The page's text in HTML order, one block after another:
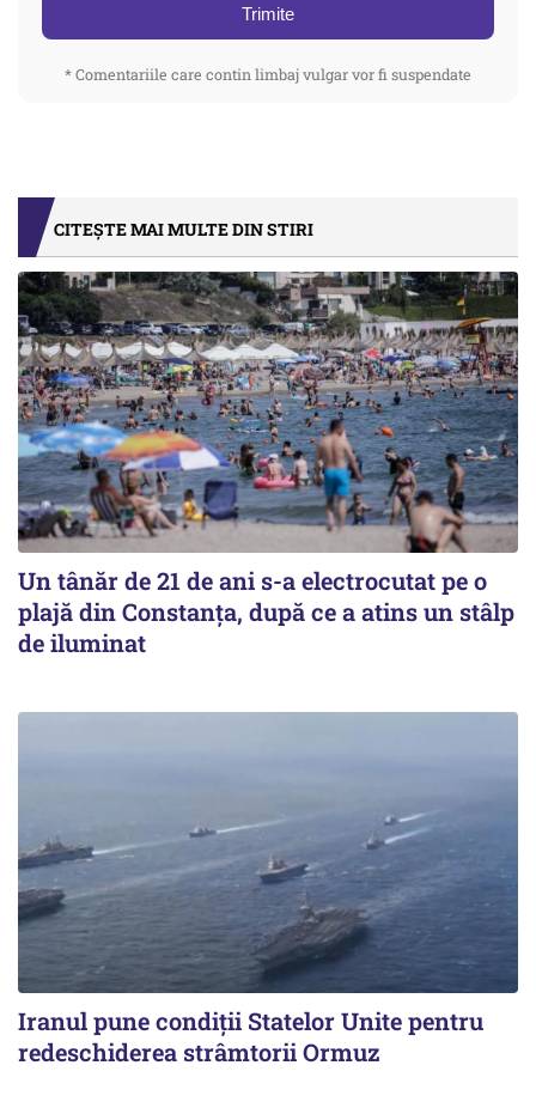
Trimite
* Comentariile care contin limbaj vulgar vor fi suspendate
CITEȘTE MAI MULTE DIN STIRI
Un tânăr de 21 de ani s-a electrocutat pe o
plajă din Constanța, după ce a atins un stâlp
de iluminat
Iranul pune condiții Statelor Unite pentru
redeschiderea strâmtorii Ormuz